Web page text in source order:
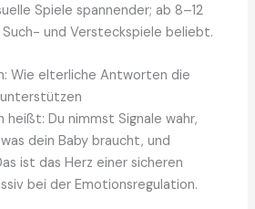
Spiele spannender; ab 8–12
und Versteckspiele beliebt.
Wie elterliche Antworten die
heißt: Du nimmst Signale wahr,
dein Baby braucht, und
ist das Herz einer sicheren
bei der Emotionsregulation.